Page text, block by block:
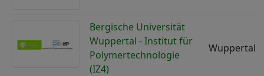
Bergische Universität
Wuppertal - Institut für
Polymertechnologie
(IZ4)
Wuppertal